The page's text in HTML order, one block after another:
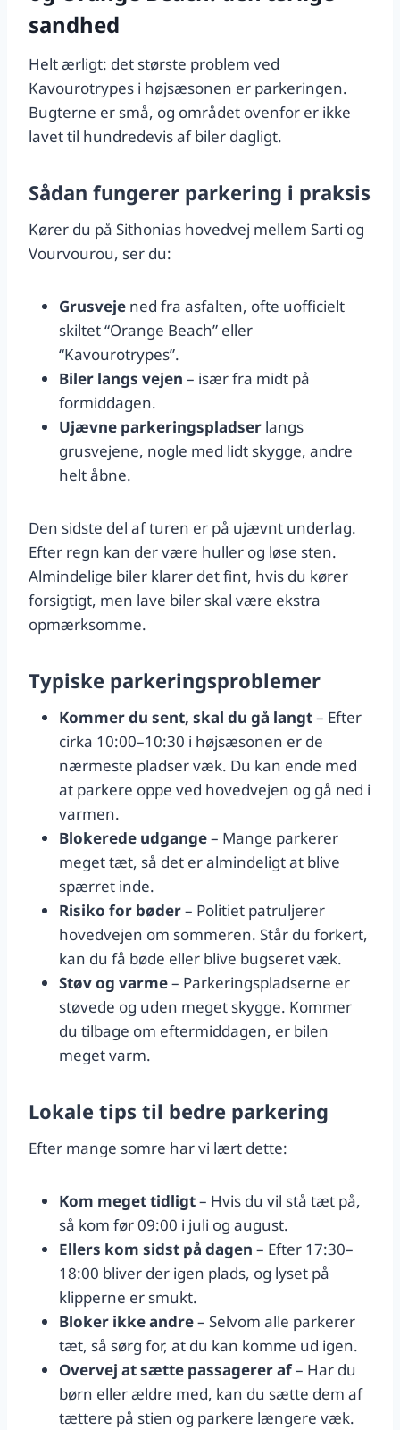
sandhed
Helt ærligt: det største problem ved
Kavourotrypes i højsæsonen er parkeringen.
Bugterne er små, og området ovenfor er ikke
lavet til hundredevis af biler dagligt.
Sådan fungerer parkering i praksis
Kører du på Sithonias hovedvej mellem Sarti og
Vourvourou, ser du:
Grusveje ned fra asfalten, ofte uofficielt
skiltet “Orange Beach” eller
“Kavourotrypes”.
Biler langs vejen – især fra midt på
formiddagen.
Ujævne parkeringspladser langs
grusvejene, nogle med lidt skygge, andre
helt åbne.
Den sidste del af turen er på ujævnt underlag.
Efter regn kan der være huller og løse sten.
Almindelige biler klarer det fint, hvis du kører
forsigtigt, men lave biler skal være ekstra
opmærksomme.
Typiske parkeringsproblemer
Kommer du sent, skal du gå langt– Efter
cirka 10:00–10:30 i højsæsonen er de
nærmeste pladser væk. Du kan ende med
at parkere oppe ved hovedvejen og gå ned i
varmen.
Blokerede udgange– Mange parkerer
meget tæt, så det er almindeligt at blive
spærret inde.
Risiko for bøder– Politiet patruljerer
hovedvejen om sommeren. Står du forkert,
kan du få bøde eller blive bugseret væk.
Støv og varme– Parkeringspladserne er
støvede og uden meget skygge. Kommer
du tilbage om eftermiddagen, er bilen
meget varm.
Lokale tips til bedre parkering
Efter mange somre har vi lært dette:
Kom meget tidligt– Hvis du vil stå tæt på,
så kom før 09:00 i juli og august.
Ellers kom sidst på dagen – Efter 17:30–
18:00 bliver der igen plads, og lyset på
klipperne er smukt.
Bloker ikke andre– Selvom alle parkerer
tæt, så sørg for, at du kan komme ud igen.
Overvej at sætte passagerer af– Har du
børn eller ældre med, kan du sætte dem af
tættere på stien og parkere længere væk.